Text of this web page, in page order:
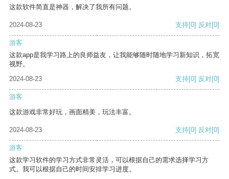
这款软件简直是神器，解决了我所有问题。
2024-08-23 支持[0] 反对[0]
游客
这款app是我学习路上的良师益友，让我能够随时随地学习新知识，拓宽
视野。
2024-08-23
支持[0] 反对[0]
游客
这款游戏非常好玩，画面精美，玩法丰富。
2024-08-23 支持[0] 反对[0]
游客
这款学习软件的学习方式非常灵活，可以根据自己的需求选择学习方
式。我可以根据自己的时间安排学习进度。